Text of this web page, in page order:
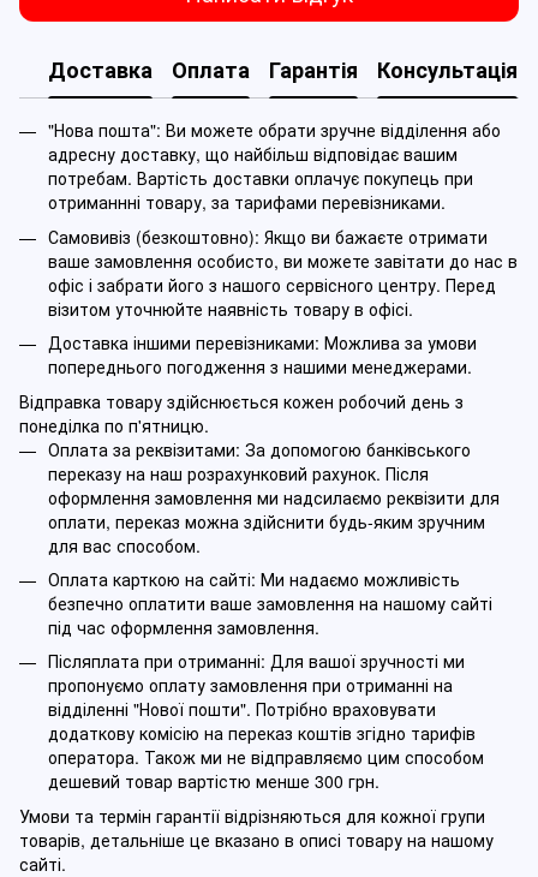
Доставка Оплата Гарантія Консультація
"Нова пошта": Ви можете обрати зручне відділення або
адресну доставку, що найбільш відповідає вашим
потребам. Вартість доставки оплачує покупець при
отриманнні товару, за тарифами перевізниками.
Самовивіз (безкоштовно): Якщо ви бажаєте отримати
ваше замовлення особисто, ви можете завітати до нас в
офіс і забрати його з нашого сервісного центру. Перед
візитом уточнюйте наявність товару в офісі.
Доставка іншими перевізниками: Можлива за умови
попереднього погодження з нашими менеджерами.
Відправка товару здійснюється кожен робочий день з
понеділка по п'ятницю.
Оплата за реквізитами: За допомогою банківського
переказу на наш розрахунковий рахунок. Після
оформлення замовлення ми надсилаємо реквізити для
оплати, переказ можна здійснити будь-яким зручним
для вас способом.
Оплата карткою на сайті: Ми надаємо можливість
безпечно оплатити ваше замовлення на нашому сайті
під час оформлення замовлення.
Післяплата при отриманні: Для вашої зручності ми
пропонуємо оплату замовлення при отриманні на
відділенні "Нової пошти". Потрібно враховувати
додаткову комісію на переказ коштів згідно тарифів
оператора. Також ми не відправляємо цим способом
дешевий товар вартістю менше 300 грн.
Умови та термін гарантії відрізняються для кожної групи
товарів, детальніше це вказано в описі товару на нашому
сайті.